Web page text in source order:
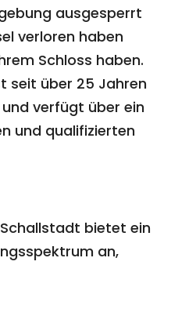
ausgesperrt
verloren haben
Schloss haben.
seit über 25 Jahren
verfügt über ein
und qualifizierten
bietet ein
an,